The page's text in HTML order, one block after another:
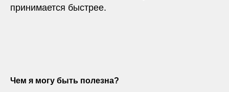
принимается быстрее.
Чем я могу быть полезна?